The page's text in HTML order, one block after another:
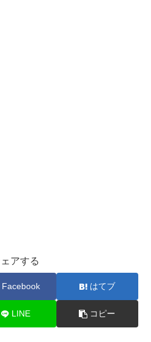
アする
Facebook はてブ
LINE コピー